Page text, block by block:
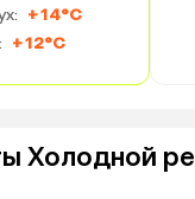
+14°C
+12°C
Холодной